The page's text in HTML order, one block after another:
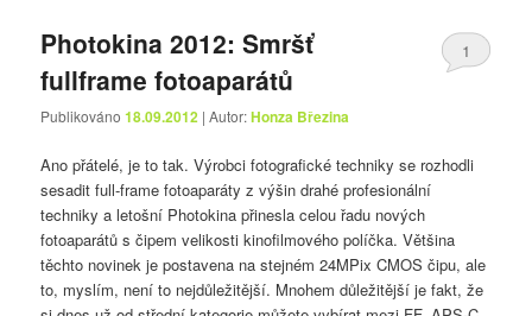
Photokina 2012: Smršť
fullframe fotoaparátů
Publikováno18.09.2012 | Autor:Honza Březina
1
Ano přátelé, je to tak. Výrobci fotografické techniky se rozhodli
sesadit full-frame fotoaparáty z výšin drahé profesionální
techniky a letošní Photokina přinesla celou řadu nových
fotoaparátů s čipem velikosti kinofilmového políčka. Většina
těchto novinek je postavena na stejném 24MPix CMOS čipu, ale
to, myslím, není to nejdůležitější. Mnohem důležitější je fakt, že